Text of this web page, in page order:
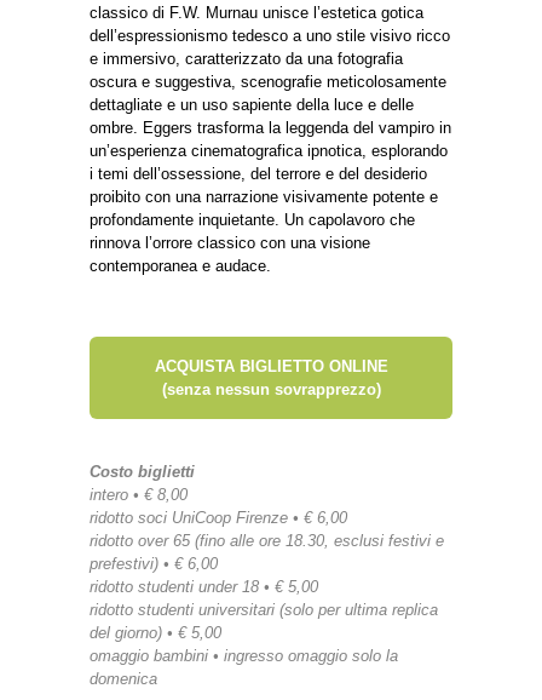
classico di F.W. Murnau unisce l’estetica gotica
dell’espressionismo tedesco a uno stile visivo ricco
e immersivo, caratterizzato da una fotografia
oscura e suggestiva, scenografie meticolosamente
dettagliate e un uso sapiente della luce e delle
ombre. Eggers trasforma la leggenda del vampiro in
un’esperienza cinematografica ipnotica, esplorando
i temi dell’ossessione, del terrore e del desiderio
proibito con una narrazione visivamente potente e
profondamente inquietante. Un capolavoro che
rinnova l’orrore classico con una visione
contemporanea e audace.
ACQUISTA BIGLIETTO ONLINE
(senza nessun sovrapprezzo)
Costo biglietti
intero • € 8,00
ridotto soci UniCoop Firenze • € 6,00
ridotto over 65 (fino alle ore 18.30, esclusi festivi e
prefestivi) • € 6,00
ridotto studenti under 18 • € 5,00
ridotto studenti universitari (solo per ultima replica
del giorno) • € 5,00
omaggio bambini • ingresso omaggio solo la
domenica